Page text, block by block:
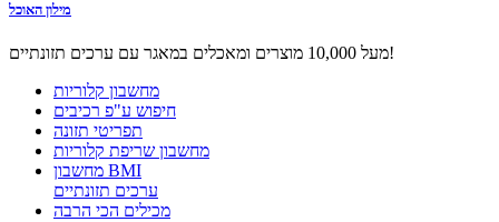
מילון האוכל
מעל 10,000 מוצרים ומאכלים במאגר עם ערכים תזונתיים!
מחשבון קלוריות
חיפוש ע"פ רכיבים
תפריטי תזונה
מחשבון שריפת קלוריות
מחשבון BMI
ערכים תזונתיים
מכילים הכי הרבה